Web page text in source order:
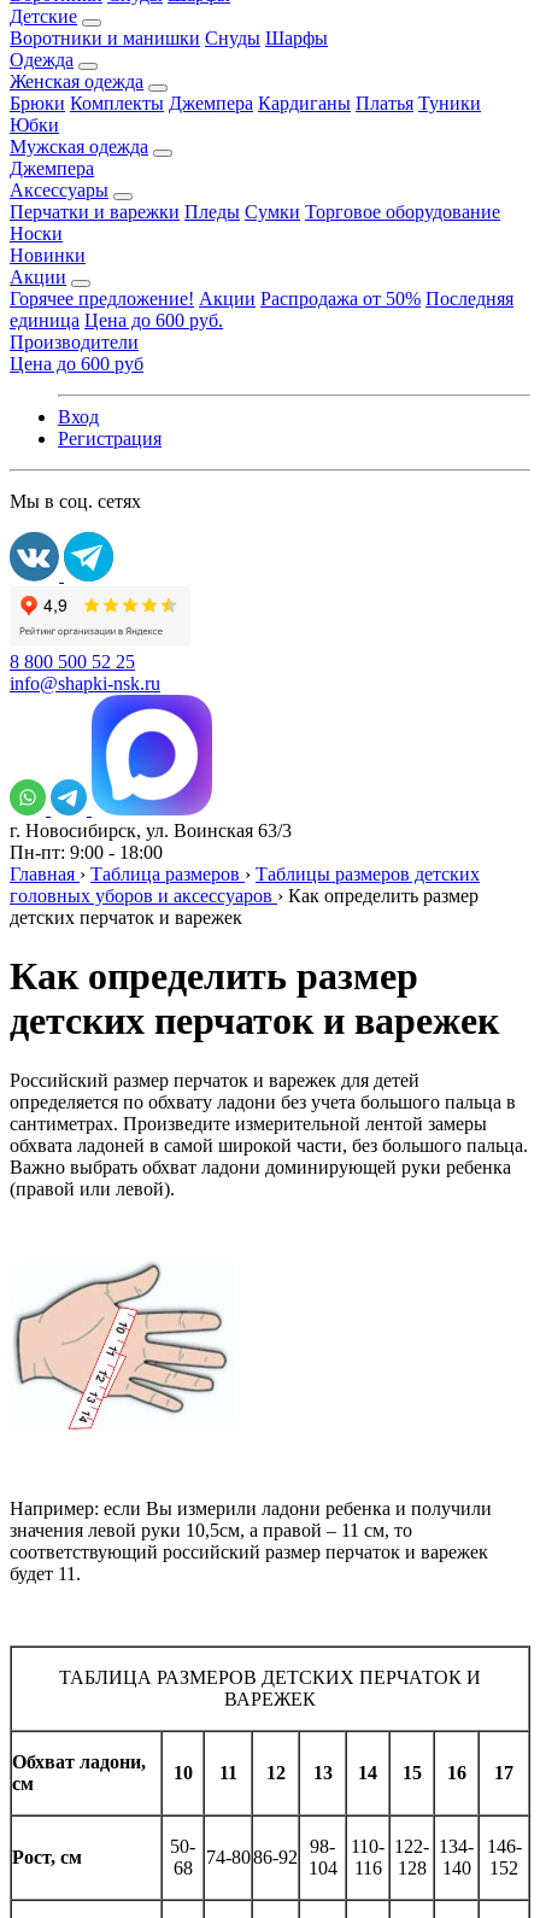
Детские
Воротники и манишки Снуды Шарфы
Одежда
Женская одежда
Брюки Комплекты Джемпера Кардиганы Платья Туники
Юбки
Мужская одежда
Джемпера
Аксессуары
Перчатки и варежки Пледы Сумки Торговое оборудование
Носки
Новинки
Акции
Горячее предложение! Акции Распродажа от 50% Последняя
единица Цена до 600 руб.
Производители
Цена до 600 руб
Вход
Регистрация
Мы в соц. сетях
8 800 500 52 25
info@shapki-nsk.ru
г. Новосибирск, ул. Воинская 63/3
Пн-пт: 9:00 - 18:00
Главная › Таблица размеров › Таблицы размеров детских
головных уборов и аксессуаров › Как определить размер
детских перчаток и варежек
Как определить размер
детских перчаток и варежек
Российский размер перчаток и варежек для детей
определяется по обхвату ладони без учета большого пальца в
сантиметрах. Произведите измерительной лентой замеры
обхвата ладоней в самой широкой части, без большого пальца.
Важно выбрать обхват ладони доминирующей руки ребенка
(правой или левой).
Например: если Вы измерили ладони ребенка и получили
значения левой руки 10,5см, а правой – 11 см, то
соответствующий российский размер перчаток и варежек
будет 11.
ТАБЛИЦА РАЗМЕРОВ ДЕТСКИХ ПЕРЧАТОК И
ВАРЕЖЕК
Обхват ладони,
см
10 11 12 13 14 15 16 17
Рост, см
50-
68
74-8086-92
98-
104
110-
116
122-
128
134-
140
146-
152